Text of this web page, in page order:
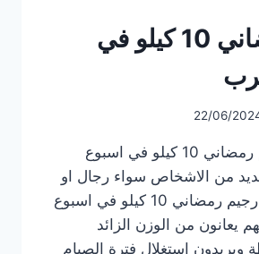
رجيم رمضاني 10 كيلو في
22/06/
تجربتي مع رجيم رمضاني 10 كيلو في اسبوع
من الاشخاص سواء رجال او
نساء عن افضل رجيم رمضاني 10 كيلو في اسبوع
يعانون من الوزن الزائد
ويريدون استغلال فترة الصيام